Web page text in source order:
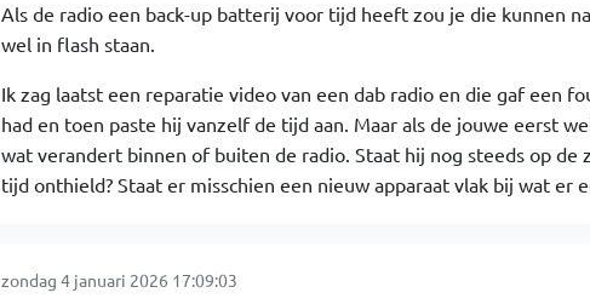
Als de radio een back-up batterij voor tijd heeft zou je die kunnen
wel in flash staan.
Ik zag laatst een reparatie video van een dab radio en die gaf een
had en toen paste hij vanzelf de tijd aan. Maar als de jouwe eerst
wat verandert binnen of buiten de radio. Staat hij nog steeds op de
tijd onthield? Staat er misschien een nieuw apparaat vlak bij wat er
zondag 4 januari 2026 17:09:03